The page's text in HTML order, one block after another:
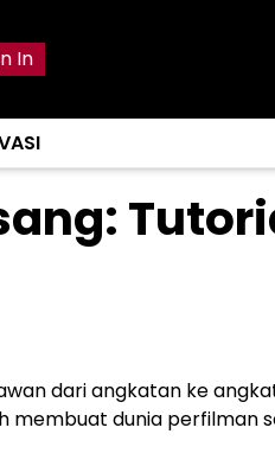
In
dari angkatan ke
membuat dunia perfilman